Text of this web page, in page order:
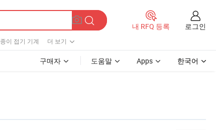
종이 접기 기계 더 보기
내 RFQ 등록 로그인
구매자 도움말 Apps 한국어